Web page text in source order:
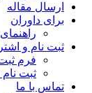
ارسال مقاله
برای داوران
راهنمای
ثبت نام و
فرم ثبت
ثبت نام
تماس با ما